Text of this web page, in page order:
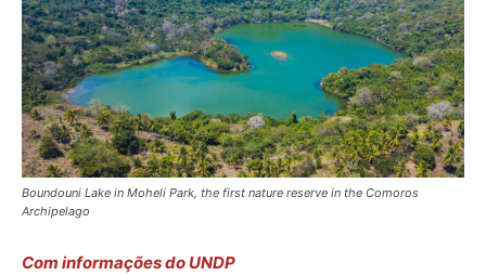
Boundouni Lake in Moheli Park, the first nature reserve in the Comoros
Archipelago
Com informações do UNDP